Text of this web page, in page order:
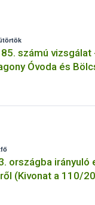
számú vizsgálat
Óvoda és
országba irányuló
(Kivonat a 110/